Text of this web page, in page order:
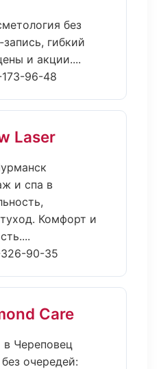
без
гибкий
и акции....
96-48
Laser
и спа в
Комфорт и
90-35
Care
в Череповец
очередей: